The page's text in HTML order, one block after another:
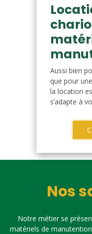
Aussi bien
que pour
la location
s’adapte à
Nos
Notre métier se
matériels de